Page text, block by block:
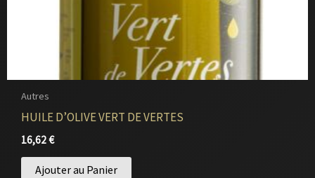
Autres
HUILE D’OLIVE VERT DE VERTES
16,62€
Ajouter au Panier